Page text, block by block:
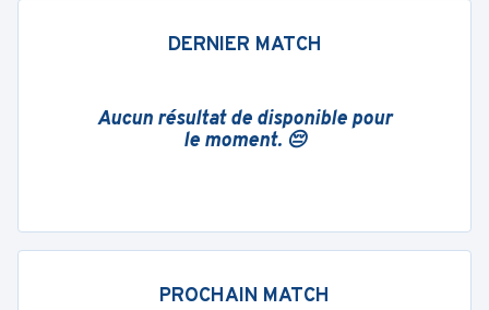
DERNIER MATCH
Aucun résultat de disponible pour
le moment. 😔
PROCHAIN MATCH